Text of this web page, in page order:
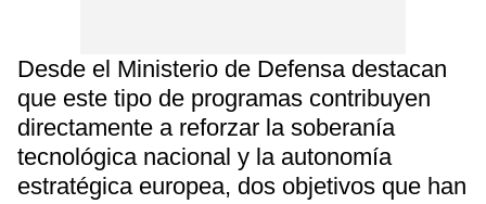
Desde el Ministerio de Defensa destacan
que este tipo de programas contribuyen
directamente a reforzar la soberanía
tecnológica nacional y la autonomía
estratégica europea, dos objetivos que han